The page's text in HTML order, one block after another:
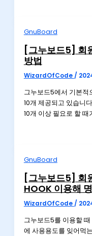
GnuBoard
[그누보드5] 회
방법
WizardOfCode /
그누보드5에서 기본적
10개 제공되고 있습니
10개 이상 필요로 할 때
GnuBoard
[그누보드5] 회
HOOK 이용해
WizardOfCode /
그누보드5를 이용할
에 사용용도를 잊어먹